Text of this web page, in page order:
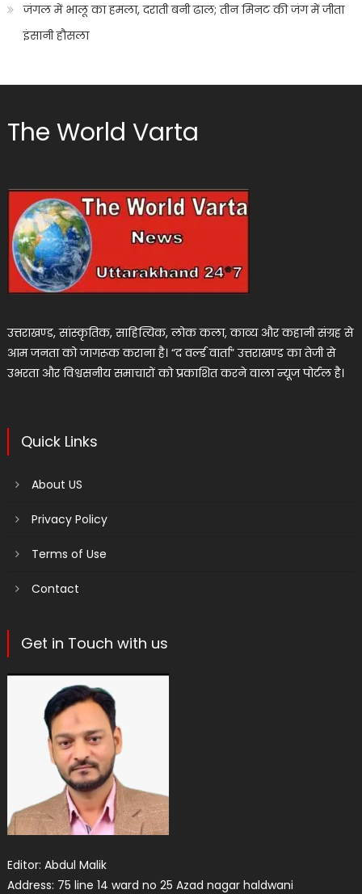
जंगल में भालू का हमला, दराती बनी ढाल; तीन मिनट की जंग में जीता
इंसानी हौसला
The World Varta
उत्तराखण्ड, सांस्कृतिक, साहित्यिक, लोक कला, काव्य और कहानी संग्रह से
आम जनता को जागरूक कराना है। “द वर्ल्ड वार्ता” उत्तराखण्ड का तेजी से
उभरता और विश्वसनीय समाचारों को प्रकाशित करने वाला न्यूज पोर्टल है।
Quick Links
About US
Privacy Policy
Terms of Use
Contact
Get in Touch with us
Editor: Abdul Malik
Address: 75 line 14 ward no 25 Azad nagar haldwani